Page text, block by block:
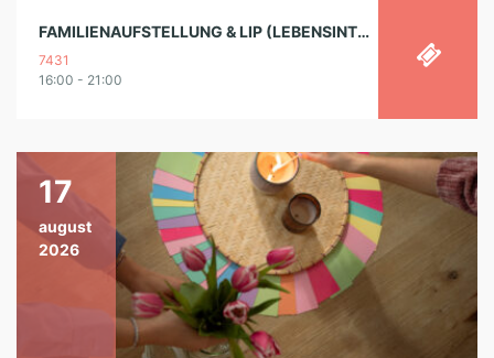
FAMILIENAUFSTELLUNG & LIP (LEBENSINTEGRATIONSPROZESS) „LEICHTER LEBEN“
7431
16:00 - 21:00
17
august
2026